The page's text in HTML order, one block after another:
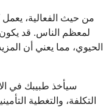
من حيث الفعالية، يعمل
لمعظم الناس. قد يكون
الحيوي، مما يعني أن
سيأخذ طبيبك في
التكلفة، والتغطية